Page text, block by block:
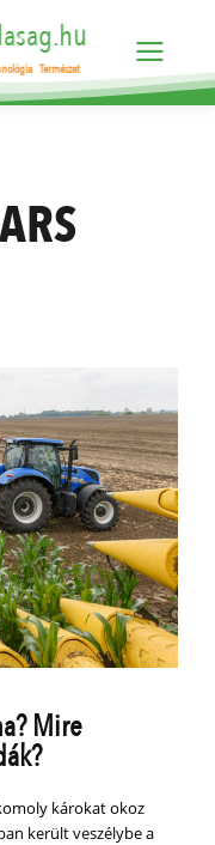
Természet
Mire
károkat okoz
került veszélybe a